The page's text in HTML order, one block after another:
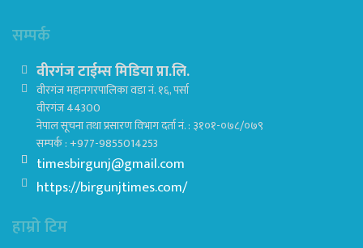
सम्पर्क
वीरगंज टाईम्स मिडिया प्रा.लि.
वीरगंज महानगरपालिका वडा नं. १६, पर्सा
वीरगंज 44300
नेपाल सूचना तथा प्रसारण विभाग दर्ता नं. : ३१०१-०७८/०७९
सम्पर्क : +977-9855014253
timesbirgunj@gmail.com
https://birgunjtimes.com/
हाम्रो टिम